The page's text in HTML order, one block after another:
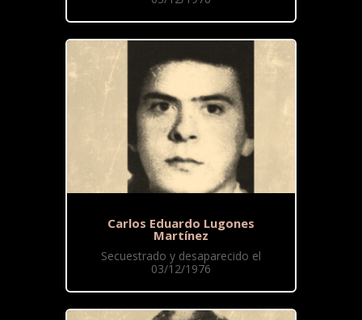
Carlos Eduardo Lugones
Martínez
Secuestrado y desaparecido el
03/12/1976